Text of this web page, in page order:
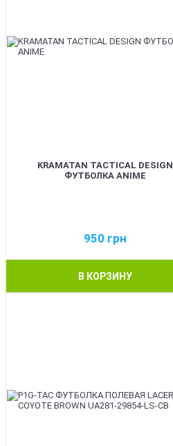
KRAMATAN TACTICAL DESIGN
ФУТБОЛКА ANIME
950 грн
В КОРЗИНУ